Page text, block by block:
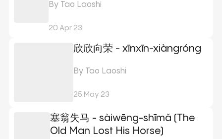
By Tao Laoshi
20 Apr 23
欣欣向荣 - xīnxīn-xiàngróng
By Tao Laoshi
25 May 23
塞翁失马 - sàiwēng-shīmǎ (The
Old Man Lost His Horse)